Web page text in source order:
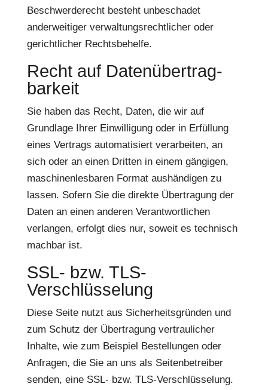
Beschwerderecht besteht unbeschadet
anderweitiger verwaltungsrechtlicher oder
gerichtlicher Rechtsbehelfe.
Recht auf Daten­übertrag­
barkeit
Sie haben das Recht, Daten, die wir auf
Grundlage Ihrer Einwilligung oder in Erfüllung
eines Vertrags automatisiert verarbeiten, an
sich oder an einen Dritten in einem gängigen,
maschinenlesbaren Format aushändigen zu
lassen. Sofern Sie die direkte Übertragung der
Daten an einen anderen Verantwortlichen
verlangen, erfolgt dies nur, soweit es technisch
machbar ist.
SSL- bzw. TLS-
Verschlüsselung
Diese Seite nutzt aus Sicherheitsgründen und
zum Schutz der Übertragung vertraulicher
Inhalte, wie zum Beispiel Bestellungen oder
Anfragen, die Sie an uns als Seitenbetreiber
senden, eine SSL- bzw. TLS-Verschlüsselung.